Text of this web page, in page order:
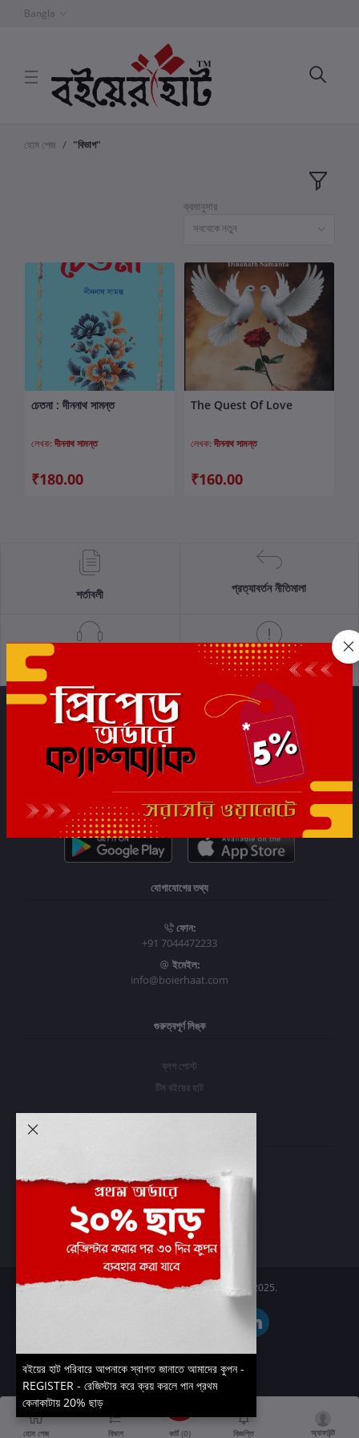
Bangla
হোম পেজ "বিভাগ"
ক্রমানুসার
সবথেকে নতুন
কার্টে যোগ করুন
চেতনা : দীননাথ সামন্ত
লেখক:দীননাথ সামন্ত
₹180.00
কার্টে যোগ করুন
The Quest Of Love
লেখক:দীননাথ সামন্ত
₹160.00
শর্তাবলী প্রত্যাবর্তন নীতিমালা
গোপনীয়তা নীতি
সাবস্ক্রাইব
যোগাযোগের তথ্য
ফোন:
+91 7044472233
ইমেইল:
info@boierhaat.com
গুরুত্বপূর্ণ লিঙ্ক
ব্লগ পোস্ট
টিম বইয়ের হাট
প্রবেশ করুন
অর্ডার ইতিহাস
আমার ইচ্ছাগুলি
অর্ডার ট্র্যাকিং
Boier Haat™ | © All rights reserved 2025.
হোম পেজ বিভাগ কার্ট (0) বিজ্ঞপ্তি অ্যাকাউন্ট
বইয়ের হাট পরিবারে আপনাকে স্বাগত জানাতে আমাদের কুপন -
REGISTER - রেজিস্টার করে ক্রয় করলে পান প্রথম
কেনাকাটায় 20% ছাড়